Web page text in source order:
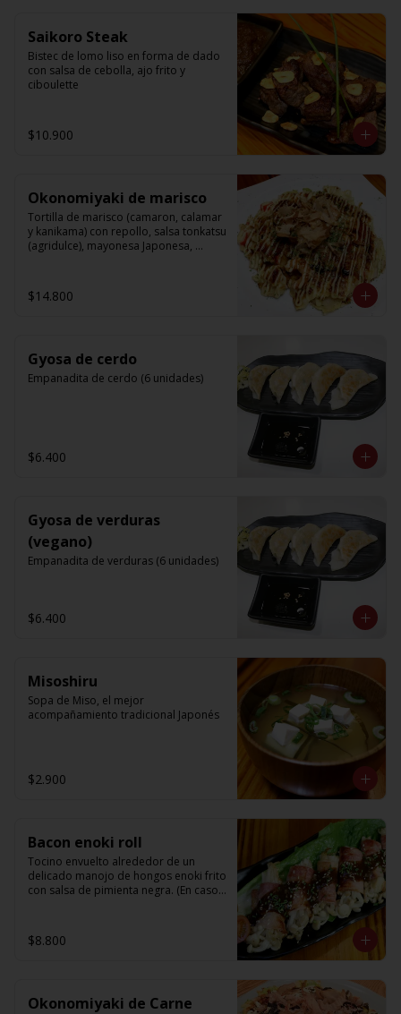
Saikoro Steak
Bistec de lomo liso en forma de dado
con salsa de cebolla, ajo frito y
ciboulette
$10.900
Okonomiyaki de marisco
Tortilla de marisco (camaron, calamar
y kanikama) con repollo, salsa tonkatsu
(agridulce), mayonesa Japonesa,
$14.800
Gyosa de cerdo
Empanadita de cerdo (6 unidades)
$6.400
Gyosa de verduras
(vegano)
Empanadita de verduras (6 unidades)
$6.400
Misoshiru
Sopa de Miso, el mejor
acompañamiento tradicional Japonés
$2.900
Bacon enoki roll
Tocino envuelto alrededor de un
delicado manojo de hongos enoki frito
con salsa de pimienta negra. (En caso
$8.800
Okonomiyaki de Carne